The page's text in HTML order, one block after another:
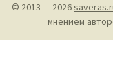
© 2013 — 2026
мнением